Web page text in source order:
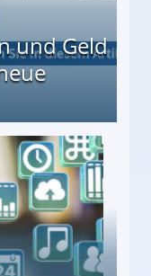
und Geld